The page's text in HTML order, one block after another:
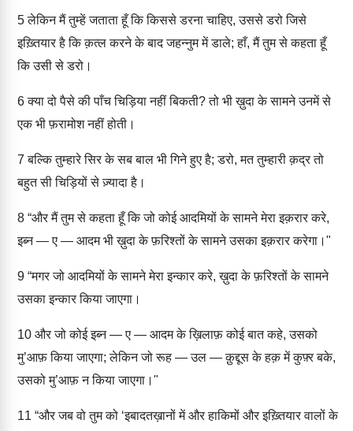
5लेकिन मैं तुम्हें जताता हूँ कि किससे डरना चाहिए, उससे डरो जिसे
इख़्तियार है कि क़त्ल करने के बाद जहन्नुम में डाले; हाँ, मैं तुम से कहता हूँ
कि उसी से डरो।
6क्या दो पैसे की पाँच चिड़िया नहीं बिकती? तो भी ख़ुदा के सामने उनमें से
एक भी फ़रामोश नहीं होती।
7 बल्कि तुम्हारे सिर के सब बाल भी गिने हुए है; डरो, मत तुम्हारी क़द्र तो
बहुत सी चिड़ियों से ज़्यादा है।
8 “और मैं तुम से कहता हूँ कि जो कोई आदमियों के सामने मेरा इक़रार करे,
इब्न — ए — आदम भी ख़ुदा के फ़रिश्तों के सामने उसका इक़रार करेगा।"
9 “मगर जो आदमियों के सामने मेरा इन्कार करे, ख़ुदा के फ़रिश्तों के सामने
उसका इन्कार किया जाएगा।
10 और जो कोई इब्न — ए — आदम के ख़िलाफ़ कोई बात कहे, उसको
मु’आफ़ किया जाएगा; लेकिन जो रूह — उल — क़ुद्दूस के हक़ में कुफ़्र बके,
उसको मु’आफ़ न किया जाएगा।"
11 “और जब वो तुम को ‘इबादतख़ानों में और हाकिमों और इख़्तियार वालों के